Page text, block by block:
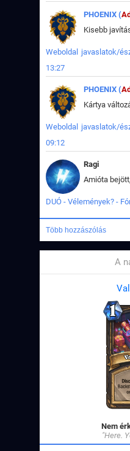
PHOENIX (
Kisebb
Weboldal javaslatok/
13:27
PHOENIX (
Weboldal javaslatok/
09:12
Ragi
DUÓ - Vélemények? -
Több hozzászólás
A
Nem
"Here.